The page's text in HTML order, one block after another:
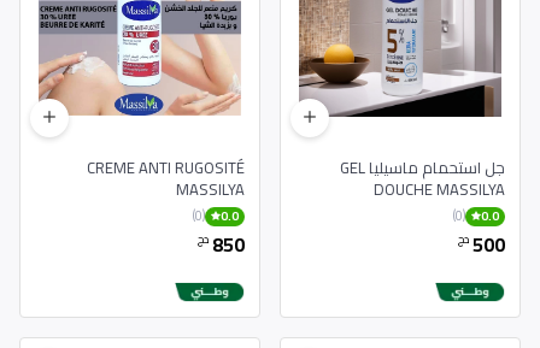
جل استحمام ماسيليا GEL
DOUCHE MASSILYA
0.0
(0)
500دج
CREME ANTI RUGOSITÉ
MASSILYA
0.0
(0)
850 دج